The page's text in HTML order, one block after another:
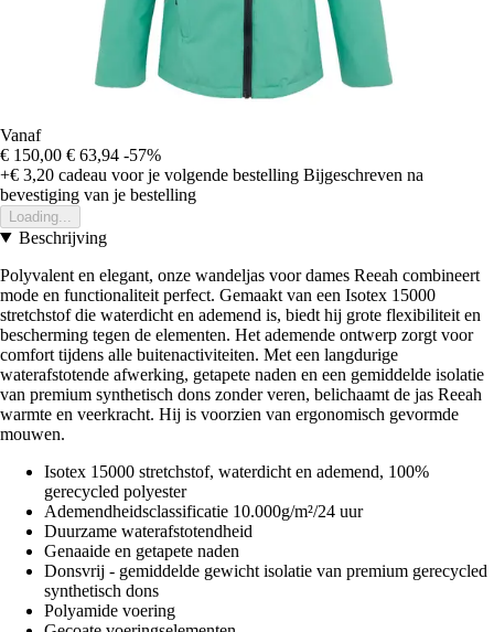
Vanaf
€ 150,00 € 63,94 -57%
+€ 3,20 cadeau voor je volgende bestelling Bijgeschreven na
bevestiging van je bestelling
Loading...
Beschrijving
Polyvalent en elegant, onze wandeljas voor dames Reeah combineert
mode en functionaliteit perfect. Gemaakt van een Isotex 15000
stretchstof die waterdicht en ademend is, biedt hij grote flexibiliteit en
bescherming tegen de elementen. Het ademende ontwerp zorgt voor
comfort tijdens alle buitenactiviteiten. Met een langdurige
waterafstotende afwerking, getapete naden en een gemiddelde isolatie
van premium synthetisch dons zonder veren, belichaamt de jas Reeah
warmte en veerkracht. Hij is voorzien van ergonomisch gevormde
mouwen.
Isotex 15000 stretchstof, waterdicht en ademend, 100%
gerecycled polyester
Ademendheidsclassificatie 10.000g/m²/24 uur
Duurzame waterafstotendheid
Genaaide en getapete naden
Donsvrij - gemiddelde gewicht isolatie van premium gerecycled
synthetisch dons
Polyamide voering